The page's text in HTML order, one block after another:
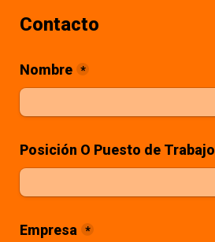
Contacto
Nombre *
Posición O Puesto de Trabajo
Empresa *